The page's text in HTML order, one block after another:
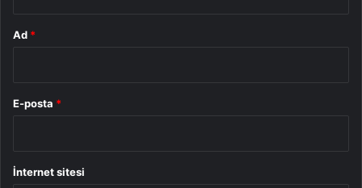
Ad *
E-posta *
İnternet sitesi